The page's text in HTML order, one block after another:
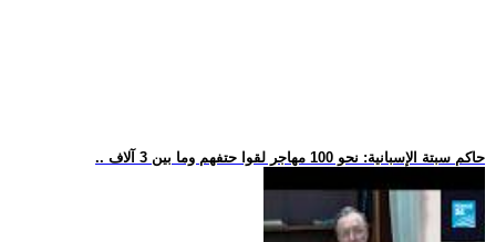
.. حاكم سبتة الإسبانية: نحو 100 مهاجر لقوا حتفهم وما بين 3 آلاف